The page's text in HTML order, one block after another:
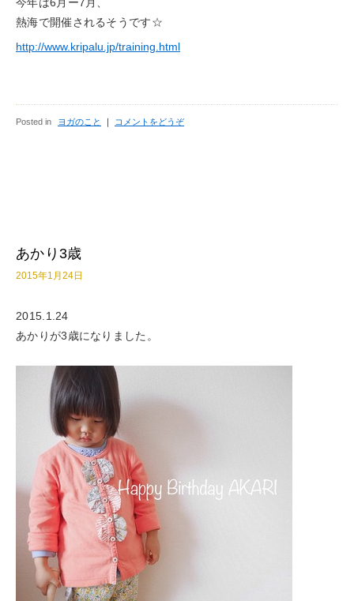
熱海で開催されるそうです☆
http://www.kripalu.jp/training.html
Posted in ヨガのこと ｜ コメントをどうぞ
あかり3歳
2015年1月24日
2015.1.24
あかりが3歳になりました。